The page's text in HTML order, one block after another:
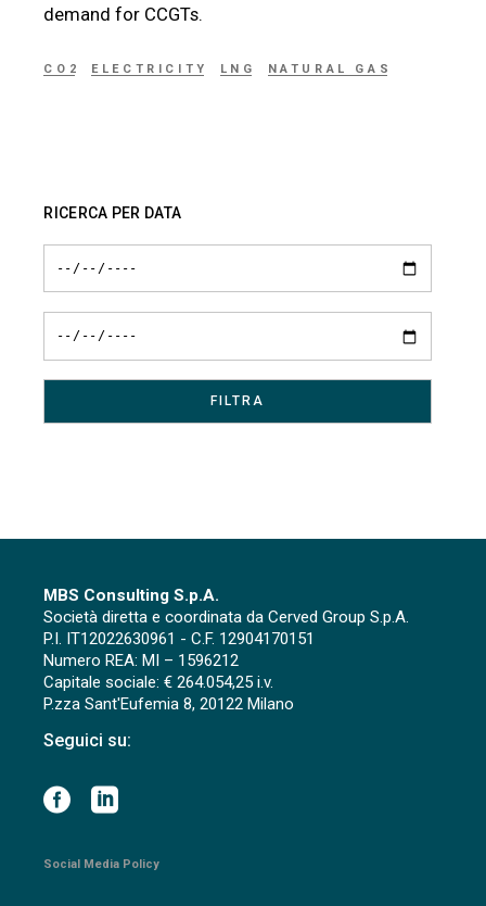
demand for CCGTs.
CO2 ELECTRICITY LNG NATURAL GAS
RICERCA PER DATA
MBS Consulting S.p.A.
Società diretta e coordinata da Cerved Group S.p.A.
P.I. IT12022630961 - C.F. 12904170151
Numero REA: MI – 1596212
Capitale sociale: € 264.054,25 i.v.
P.zza Sant'Eufemia 8, 20122 Milano
Seguici su:
Social Media Policy